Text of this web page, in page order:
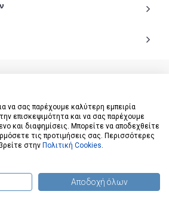
All Rights Reserved.
(0) προϊόντα
να σας παρέχουμε καλύτερη εμπειρία
επισκεψιμότητα και να σας παρέχουμε
και διαφημίσεις. Μπορείτε να αποδεχθείτε
τις προτιμήσεις σας. Περισσότερες
στην Πολιτική Cookies.
Αποδοχή όλων